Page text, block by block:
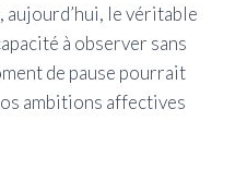
aujourd’hui, le véritable
à observer sans
de pause pourrait
ambitions affectives